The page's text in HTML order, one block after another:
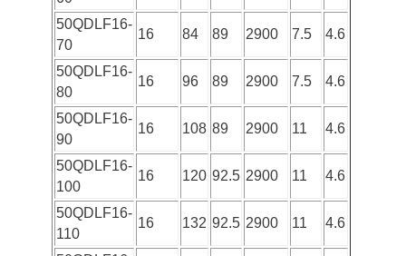
50QDLF16-
70
16 84 89 2900 7.5 4.6
50QDLF16-
80
16 96 89 2900 7.5 4.6
50QDLF16-
90
16 108 89 2900 11 4.6
50QDLF16-
100
16 120 92.5 2900 11 4.6
50QDLF16-
110
16 132 92.5 2900 11 4.6